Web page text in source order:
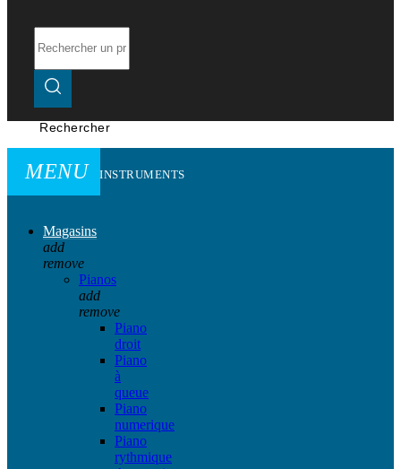
Rechercher
MENU INSTRUMENTS
Magasins
add
remove
Pianos
add
remove
Piano
droit
Piano
à
queue
Piano
numerique
Piano
rythmique